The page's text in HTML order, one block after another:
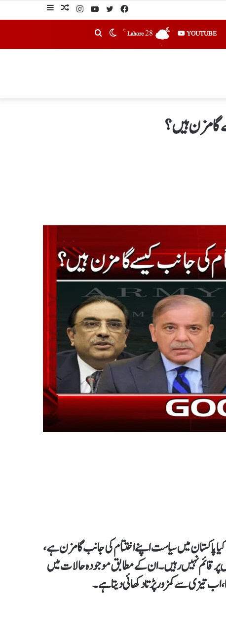
YOUTUBE
Lahore28
℃
گامزن ہیں ؟
پاکستان میں سیاست اپنے اختتام کی جانب گامزن ہے،
پر قائم نہیں رہیں۔ ان کے مطابق موجودہ حالات میں
اب تیزی سے کمزور پڑتا دکھائی دیتا ہے۔